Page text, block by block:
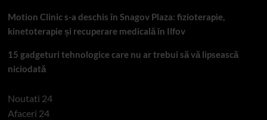
Motion Clinic s-a deschis în Snagov Plaza: fizioterapie,
kinetoterapie și recuperare medicală în Ilfov
15 gadgeturi tehnologice care nu ar trebui să vă lipsească
niciodată
Noutati 24
Afaceri 24